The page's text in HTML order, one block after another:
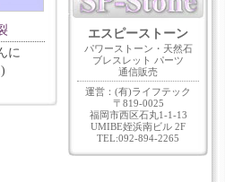
に
エスピーストーン
パワーストーン・天然石
ブレスレット パーツ
通信販売
運営：(有)ライフテック
〒819-0025
福岡市西区石丸1-1-13
UMIBE姪浜南ビル 2F
TEL:092-894-2265